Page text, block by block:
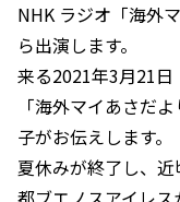
NHK ラジオ「海外
ら出演します。
来る2021年3月21
「海外マイあさだ
子がお伝えします。
夏休みが終了し、